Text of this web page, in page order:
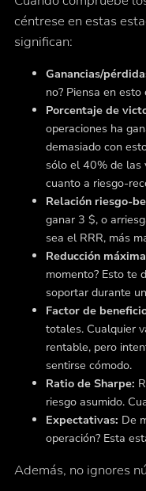
céntrese en estas
significan:
Ganancias/
no? Piensa en
Porcentaje de
operaciones ha
demasiado con
sólo el 40% de las
cuanto a riesgo-
Relación riesgo-
ganar 3 $, o
sea el RRR, más
Reducción
momento? Esto te
soportar durante
Factor de
totales. Cualquier
rentable, pero
sentirse cómodo.
Ratio de Sharpe:
riesgo asumido.
Expectativas: De
operación? Esta
Además, no ignores